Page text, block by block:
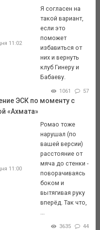
11:02
Я согласен на
такой вариант,
если это
поможет
избавиться от
них и вернуть
клуб Гинеру и
Бабаеву.
1061 57
ЭСК по моменту с
«Ахмата»
11:00
Ромао тоже
нарушал (по
вашей версии)
расстояние от
мяча до стенки -
поворачиваясь
боком и
вытягивая руку
вперёд. Так что,
...
3635 44